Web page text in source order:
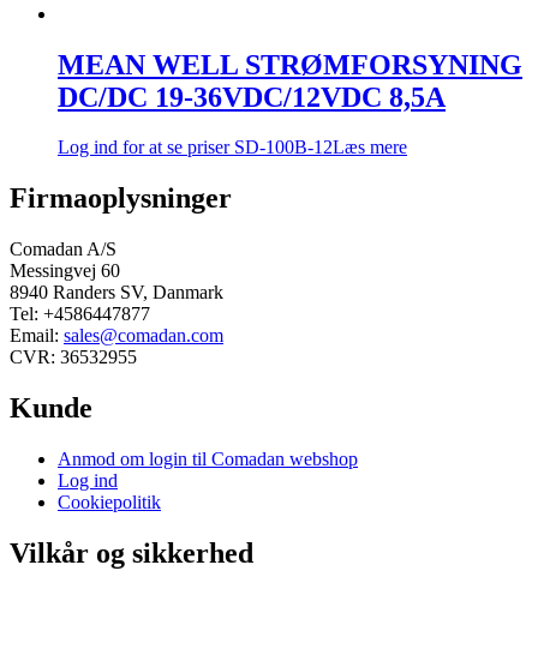
MEAN WELL STRØMFORSYNING
DC/DC 19-36VDC/12VDC 8,5A
Log ind for at se priserSD-100B-12Læs mere
Firmaoplysninger
Comadan A/S
Messingvej 60
8940 Randers SV, Danmark
Tel: +4586447877
Email: sales@comadan.com
CVR: 36532955
Kunde
Main
Menu
Anmod om login til Comadan webshop
Log ind
Cookiepolitik
Vilkår og sikkerhed